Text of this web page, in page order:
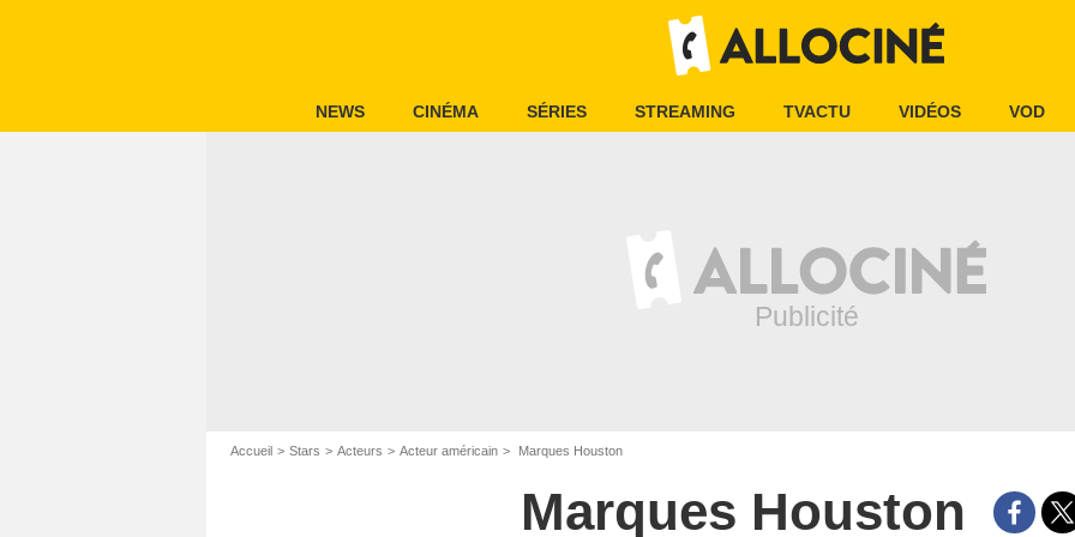
NEWS CINÉMA SÉRIES STREAMING TVACTU VIDÉOS VOD
Accueil Stars Acteurs Acteur américain Marques Houston
Marques Houston